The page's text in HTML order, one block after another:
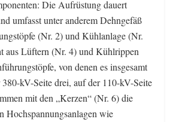
Die Aufrüstung dauert
umfasst unter anderem Dehngefäß
(Nr. 2) und Kühlanlage (Nr.
aus Lüftern (Nr. 4) und Kühlrippen
von denen es insgesamt
kV-Seite drei, auf der 110-kV-Seite
mit den „Kerzen“ (Nr. 6) die
Hochspannungsanlagen wie